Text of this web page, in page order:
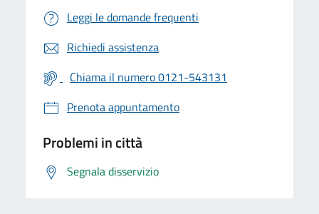
Leggi le domande frequenti
Richiedi assistenza
Chiama il numero 0121-543131
Prenota appuntamento
Problemi in città
Segnala disservizio